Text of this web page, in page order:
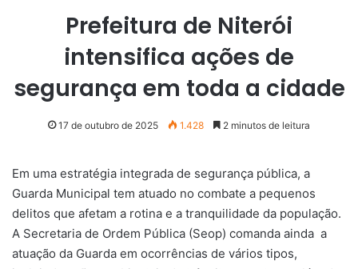
Prefeitura de Niterói
intensifica ações de
segurança em toda a cidade
17 de outubro de 2025 1.428 2 minutos de leitura
Em uma estratégia integrada de segurança pública, a
Guarda Municipal tem atuado no combate a pequenos
delitos que afetam a rotina e a tranquilidade da população.
A Secretaria de Ordem Pública (Seop) comanda ainda a
atuação da Guarda em ocorrências de vários tipos,